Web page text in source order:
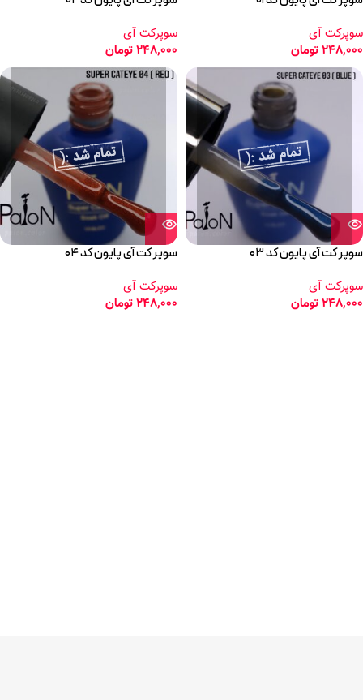
سوپرکت آی
248,000تومان
سوپرکت آی
248,000تومان
سوپر کت آی پایون کد ۰۳
سوپرکت آی
248,000تومان
سوپر کت آی پایون کد ۰۴
سوپرکت آی
248,000تومان